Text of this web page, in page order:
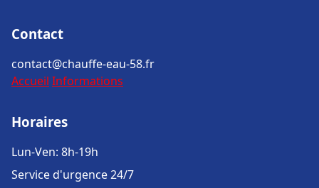
Contact
contact@chauffe-eau-58.fr
Accueil Informations
Horaires
Lun-Ven: 8h-19h
Service d'urgence 24/7